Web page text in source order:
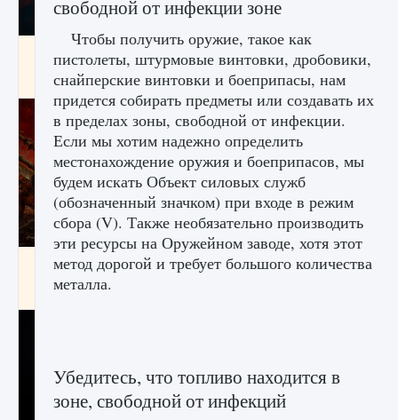
Как создавать предметы в Creatures of Ava
9 августа 2024 1 266 0 0
Как найти Гробницу Изгоев в Diablo 4
9 августа 2024
свободной от инфекции зоне
Чтобы получить оружие, такое как
пистолеты, штурмовые винтовки, дробовики,
снайперские винтовки и боеприпасы, нам
придется собирать предметы или создавать их
в пределах зоны, свободной от инфекции.
Если мы хотим надежно определить
местонахождение оружия и боеприпасов, мы
будем искать Объект силовых служб
(обозначенный значком) при входе в режим
сбора (V). Также необязательно производить
эти ресурсы на Оружейном заводе, хотя этот
метод дорогой и требует большого количества
металла.
Убедитесь, что топливо находится в
зоне, свободной от инфекций